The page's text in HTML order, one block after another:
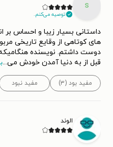
s
توصیه می‌کنم.
داستانی بسیار زیبا و احساس بر
های کوتاهی از وقایع تاریخی
دوست داشتم. نویسنده
قبل از به دنیا آمدن خودش می...
مفید بود (۳) مفید نبود
الوند